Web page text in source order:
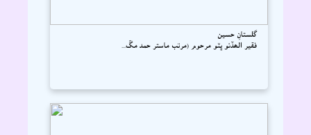
گلستانِ حسين
فقير الھڏنو ڀٽو مرحوم (مرتب ماستر حمد مڱ...